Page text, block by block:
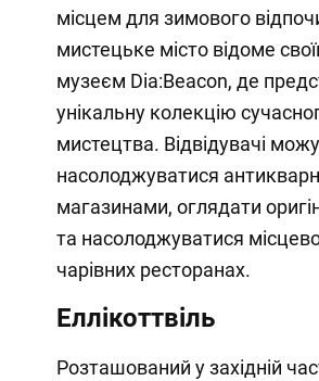
місцем для зимового
мистецьке місто відоме
музеєм Dia:Beacon, де
унікальну колекцію
мистецтва. Відвідувачі
насолоджуватися
магазинами, оглядати
та насолоджуватися
чарівних ресторанах.
Еллікоттвіль
Розташований у західній